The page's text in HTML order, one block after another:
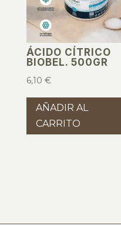
ÁCIDO CÍTRICO
BIOBEL. 500GR
6,10 €
AÑADIR AL
CARRITO